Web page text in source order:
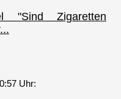
"Sind Zigaretten
Uhr: